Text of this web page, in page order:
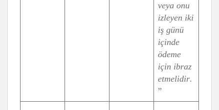
veya onu
izleyen iki
iş günü
içinde
ödeme
için ibraz
etmelidir.
”